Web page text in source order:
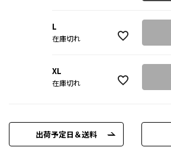
L
在庫切れ
XL
在庫切れ
出荷予定日＆送料